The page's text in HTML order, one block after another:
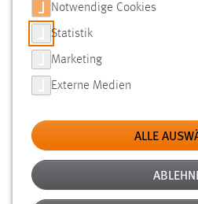
SUCHE
FILTER
Typ
Erstellungsdatum
Notwendige Cookies
Statistik
Marketing
Externe Medien
ALLE